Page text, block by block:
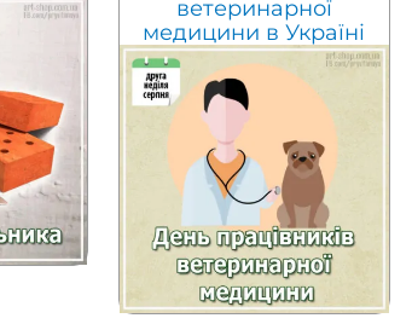
ветеринарної
медицини в Україні